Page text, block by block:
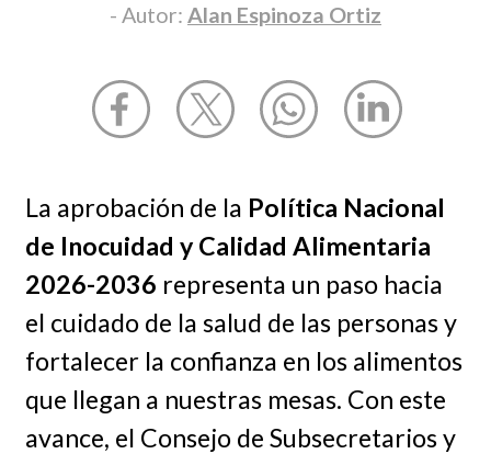
- Autor: Alan Espinoza Ortiz
La aprobación de la Política Nacional
de Inocuidad y Calidad Alimentaria
2026-2036 representa un paso hacia
el cuidado de la salud de las personas y
fortalecer la confianza en los alimentos
que llegan a nuestras mesas. Con este
avance, el Consejo de Subsecretarios y